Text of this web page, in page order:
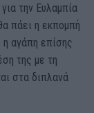
την Ευλαμπία
πάει η εκποµπή
η αγάπη επίσης
της με τη
στα διπλανά